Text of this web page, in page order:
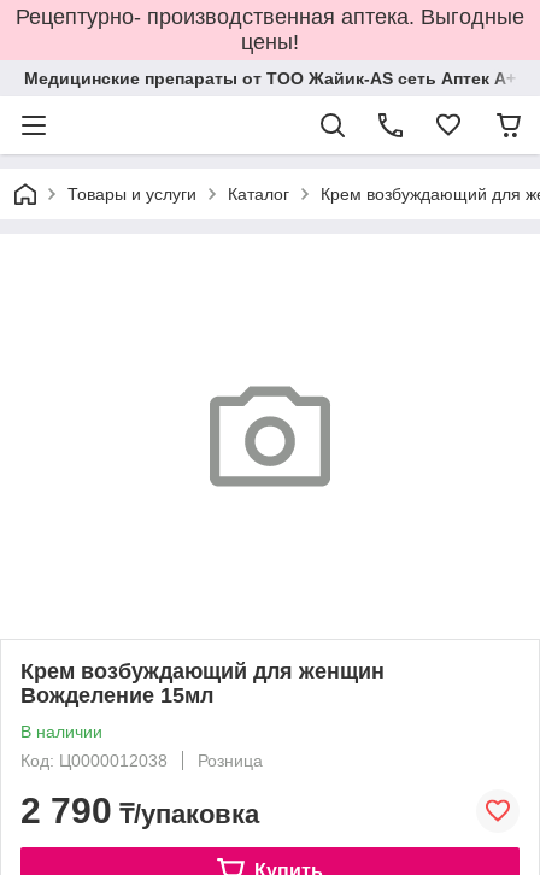
Рецептурно- производственная аптека. Выгодные
цены!
Медицинские препараты от ТОО Жайик-AS сеть Аптек А+
Товары и услуги Каталог Крем возбуждающий для
Крем возбуждающий для женщин
Вожделение 15мл
В наличии
Код: Ц0000012038
Розница
2 790 ₸/упаковка
Купить